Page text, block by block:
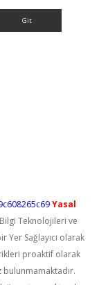
Yasal
Teknolojileri ve
Yer Sağlayıcı olarak
proaktif olarak